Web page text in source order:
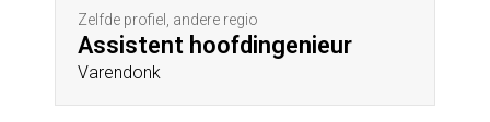
Zelfde profiel, andere regio
Assistent hoofdingenieur
Varendonk